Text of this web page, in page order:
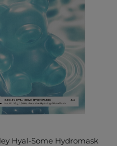
Hyal-Some Hydromask